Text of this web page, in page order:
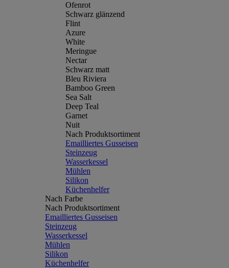
Ofenrot
Schwarz glänzend
Flint
Azure
White
Meringue
Nectar
Schwarz matt
Bleu Riviera
Bamboo Green
Sea Salt
Deep Teal
Garnet
Nuit
Nach Produktsortiment
Emailliertes Gusseisen
Steinzeug
Wasserkessel
Mühlen
Silikon
Küchenhelfer
Nach Farbe
Nach Produktsortiment
Emailliertes Gusseisen
Steinzeug
Wasserkessel
Mühlen
Silikon
Küchenhelfer